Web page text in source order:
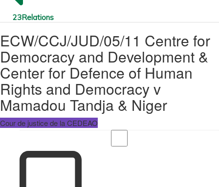
23Relations
ECW/CCJ/JUD/05/11 Centre for
Democracy and Development &
Center for Defence of Human
Rights and Democracy v
Mamadou Tandja & Niger
Cour de justice de la CEDEAO